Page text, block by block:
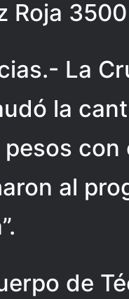
Roja
La
la
con
al
de